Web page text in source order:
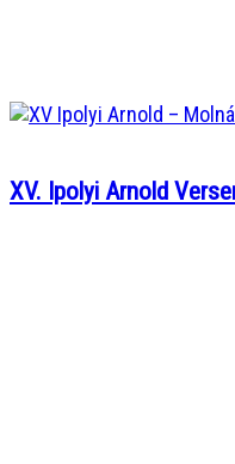
XV. Ipolyi Arnold